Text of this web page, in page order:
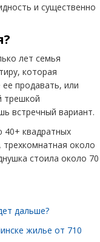
и существенно
лет семья
которая
продавать, или
трешкой
встречный вариант.
квадратных
около
стоила около 70
дальше?
жилье от 710